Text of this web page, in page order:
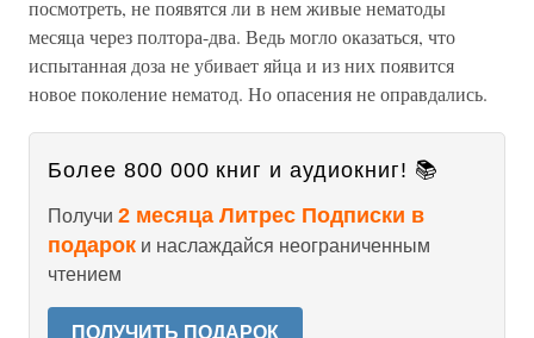
посмотреть, не появятся ли в нем живые нематоды
месяца через полтора-два. Ведь могло оказаться, что
испытанная доза не убивает яйца и из них появится
новое поколение нематод. Но опасения не оправдались.
Более 800 000 книг и аудиокниг! 📚
Получи 2 месяца Литрес Подписки в
подарок и наслаждайся неограниченным
чтением
ПОЛУЧИТЬ ПОДАРОК